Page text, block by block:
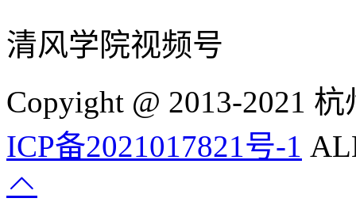
清风学院视频号
Copyight @ 2013-2021
ICP备2021017821号-1